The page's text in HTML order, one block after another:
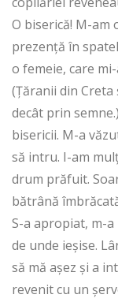
O biserică! M-am
prezență în
o femeie, care
(Țăranii din
decât prin
bisericii. M-a
să intru. I-am
drum prăfuit.
bătrână
S-a apropiat, m-a
de unde ieșise.
să mă așez și a
revenit cu un